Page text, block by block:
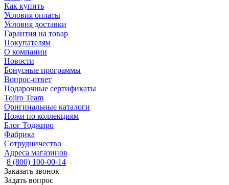
Как купить
Условия оплаты
Условия доставки
Гарантия на товар
Покупателям
О компании
Новости
Бонусные программы
Вопрос-ответ
Подарочные сертификаты
Tojiro Team
Оригинальные каталоги
Ножи по коллекциям
Блог Тоджиро
Фабрика
Сотрудничество
Адреса магазинов
8 (800) 100-00-14
Заказать звонок
Задать вопрос